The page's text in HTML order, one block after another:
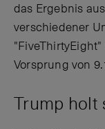
das Ergebnis
verschiedener
Vorsprung von
Trump holt